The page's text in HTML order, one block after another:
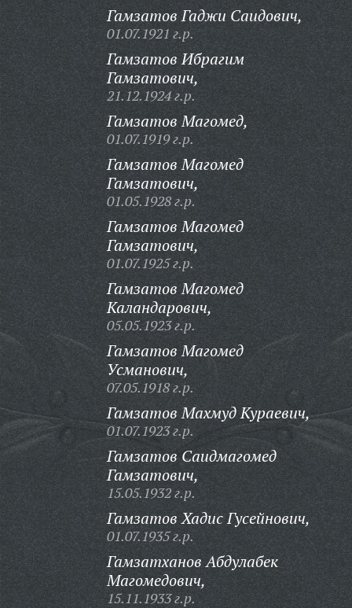
Гамзатов Гаджи Саидович,
01.07.1921 г.р.
Гамзатов Ибрагим
Гамзатович,
21.12.1924 г.р.
Гамзатов Магомед,
01.07.1919 г.р.
Гамзатов Магомед
Гамзатович,
01.05.1928 г.р.
Гамзатов Магомед
Гамзатович,
01.07.1925 г.р.
Гамзатов Магомед
Каландарович,
05.05.1923 г.р.
Гамзатов Магомед
Усманович,
07.05.1918 г.р.
Гамзатов Махмуд Кураевич,
01.07.1923 г.р.
Гамзатов Саидмагомед
Гамзатович,
15.05.1932 г.р.
Гамзатов Хадис Гусейнович,
01.07.1935 г.р.
Гамзатханов Абдулабек
Магомедович,
15.11.1933 г.р.